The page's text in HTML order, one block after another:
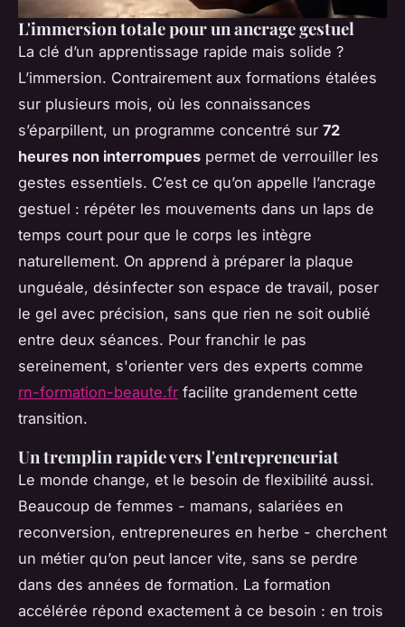
L'immersion totale pour un ancrage gestuel
La clé d’un apprentissage rapide mais solide ?
L’immersion. Contrairement aux formations étalées
sur plusieurs mois, où les connaissances
s’éparpillent, un programme concentré sur 72
heures non interrompues permet de verrouiller les
gestes essentiels. C’est ce qu’on appelle l’ancrage
gestuel : répéter les mouvements dans un laps de
temps court pour que le corps les intègre
naturellement. On apprend à préparer la plaque
unguéale, désinfecter son espace de travail, poser
le gel avec précision, sans que rien ne soit oublié
entre deux séances. Pour franchir le pas
sereinement, s'orienter vers des experts comme
rn-formation-beaute.fr facilite grandement cette
transition.
Un tremplin rapide vers l'entrepreneuriat
Le monde change, et le besoin de flexibilité aussi.
Beaucoup de femmes - mamans, salariées en
reconversion, entrepreneures en herbe - cherchent
un métier qu’on peut lancer vite, sans se perdre
dans des années de formation. La formation
accélérée répond exactement à ce besoin : en trois